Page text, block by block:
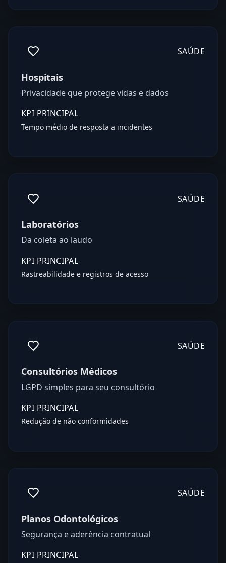
SAÚDE
Hospitais
Privacidade que protege vidas e dados
KPI PRINCIPAL
Tempo médio de resposta a incidentes
SAÚDE
Laboratórios
Da coleta ao laudo
KPI PRINCIPAL
Rastreabilidade e registros de acesso
SAÚDE
Consultórios Médicos
LGPD simples para seu consultório
KPI PRINCIPAL
Redução de não conformidades
SAÚDE
Planos Odontológicos
Segurança e aderência contratual
KPI PRINCIPAL